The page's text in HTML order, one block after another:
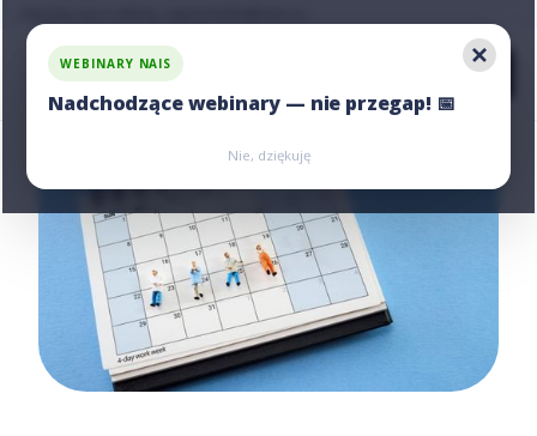
WEBINARY NAIS
Nadchodzące webinary — nie przegap! 📅
Zarejestruj się
Zarejestruj się
Nie, dziękuję